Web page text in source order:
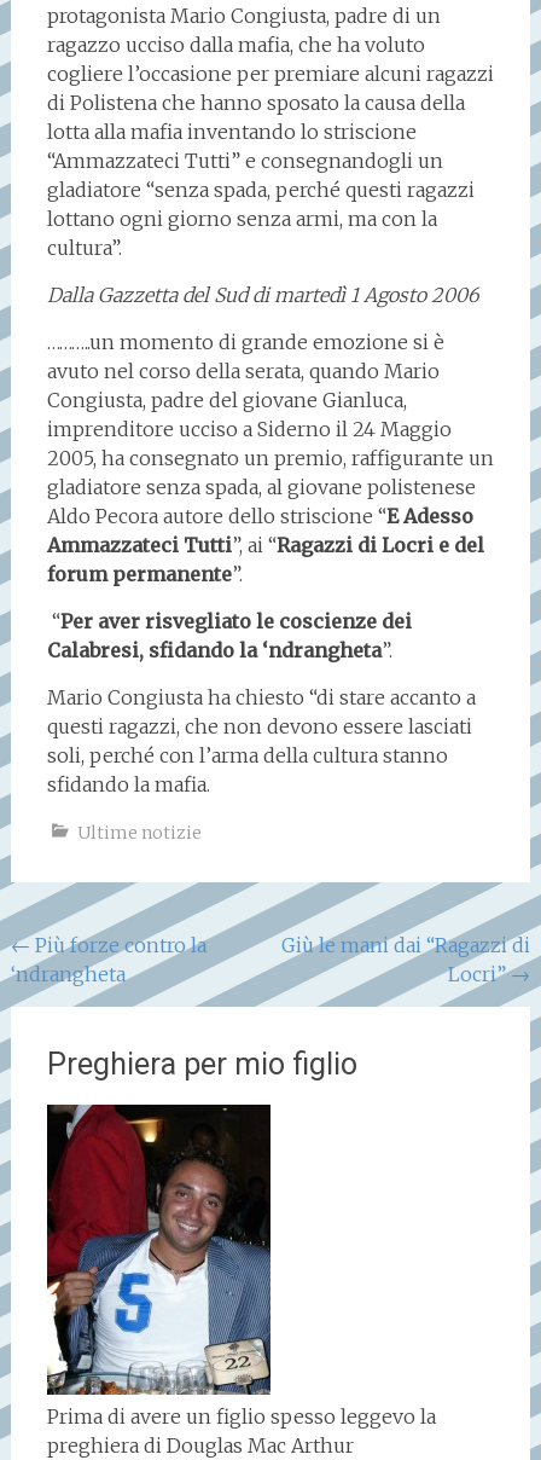
protagonista Mario Congiusta, padre di un
ragazzo ucciso dalla mafia, che ha voluto
cogliere l’occasione per premiare alcuni ragazzi
di Polistena che hanno sposato la causa della
lotta alla mafia inventando lo striscione
“Ammazzateci Tutti” e consegnandogli un
gladiatore “senza spada, perché questi ragazzi
lottano ogni giorno senza armi, ma con la
cultura”.
Dalla Gazzetta del Sud di martedì 1 Agosto 2006
………..un momento di grande emozione si è
avuto nel corso della serata, quando Mario
Congiusta, padre del giovane Gianluca,
imprenditore ucciso a Siderno il 24 Maggio
2005, ha consegnato un premio, raffigurante un
gladiatore senza spada, al giovane polistenese
Aldo Pecora autore dello striscione “E Adesso
Ammazzateci Tutti”, ai “Ragazzi di Locri e del
forum permanente”.
“Per aver risvegliato le coscienze dei
Calabresi, sfidando la ‘ndrangheta”.
Mario Congiusta ha chiesto “di stare accanto a
questi ragazzi, che non devono essere lasciati
soli, perché con l’arma della cultura stanno
sfidando la mafia.
Ultime notizie
Navigazione
articoli
← Più forze contro la
‘ndrangheta
Giù le mani dai “Ragazzi di
Locri”→
Preghiera per mio figlio
Prima di avere un figlio spesso leggevo la
preghiera di Douglas Mac Arthur